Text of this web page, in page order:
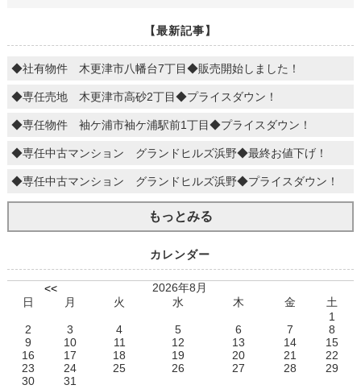
【最新記事】
◆社有物件 木更津市八幡台7丁目◆販売開始しました！
◆専任売地 木更津市高砂2丁目◆プライスダウン！
◆専任物件 袖ケ浦市袖ケ浦駅前1丁目◆プライスダウン！
◆専任中古マンション グランドヒルズ浜野◆最終お値下げ！
◆専任中古マンション グランドヒルズ浜野◆プライスダウン！
もっとみる
カレンダー
<<
2026年8月
日
月 火 水 木 金
土
1
2
3 4 5 6 7
8
9
10 11 12 13 14
15
16
17 18 19 20 21
22
23
24 25 26 27 28
29
30
31